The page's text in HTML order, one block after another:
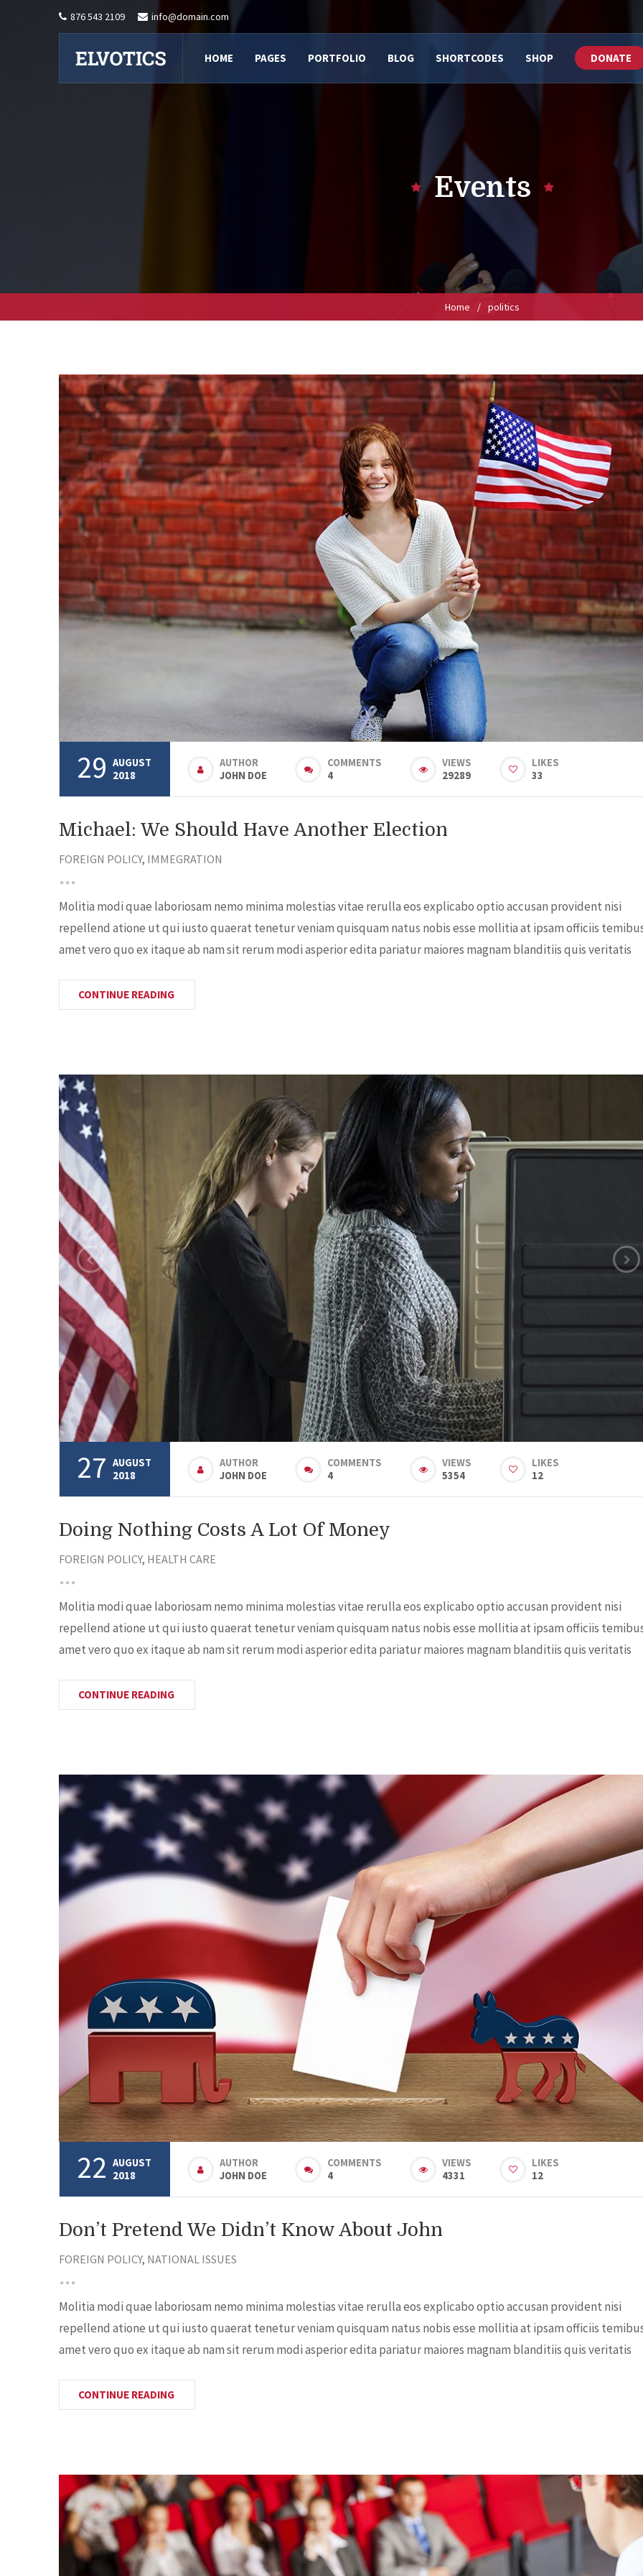
876 543 2109 info@domain.com
HOME PAGES PORTFOLIO BLOG SHORTCODES SHOP DONATE
Events
Home / politics
29 AUGUST
2018
AUTHOR
JOHN DOE
COMMENTS
4
VIEWS
29289
LIKES
33
Michael: We Should Have Another Election
FOREIGN POLICY, IMMEGRATION
Molitia modi quae laboriosam nemo minima molestias vitae rerulla eos explicabo optio accusan provident nisi
repellend atione ut qui iusto quaerat tenetur veniam quisquam natus nobis esse mollitia at ipsam officiis
amet vero quo ex itaque ab nam sit rerum modi asperior edita pariatur maiores magnam blanditiis quis veritatis
CONTINUE READING
27 AUGUST
2018
AUTHOR
JOHN DOE
COMMENTS
4
VIEWS
5354
LIKES
12
Doing Nothing Costs A Lot Of Money
FOREIGN POLICY, HEALTH CARE
Molitia modi quae laboriosam nemo minima molestias vitae rerulla eos explicabo optio accusan provident nisi
repellend atione ut qui iusto quaerat tenetur veniam quisquam natus nobis esse mollitia at ipsam officiis
amet vero quo ex itaque ab nam sit rerum modi asperior edita pariatur maiores magnam blanditiis quis veritatis
CONTINUE READING
22 AUGUST
2018
AUTHOR
JOHN DOE
COMMENTS
4
VIEWS
4331
LIKES
12
Don’t Pretend We Didn’t Know About John
FOREIGN POLICY, NATIONAL ISSUES
Molitia modi quae laboriosam nemo minima molestias vitae rerulla eos explicabo optio accusan provident nisi
repellend atione ut qui iusto quaerat tenetur veniam quisquam natus nobis esse mollitia at ipsam officiis
amet vero quo ex itaque ab nam sit rerum modi asperior edita pariatur maiores magnam blanditiis quis veritatis
CONTINUE READING